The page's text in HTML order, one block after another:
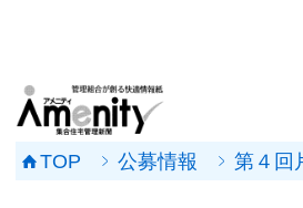
記事一覧
TOP 公募情報 第４回